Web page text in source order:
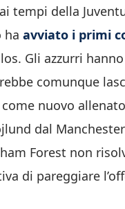
tempi della
ha avviato i primi
Gli azzurri
comunque
nuovo
dal
Forest non
di pareggiare